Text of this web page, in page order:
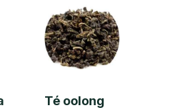
Té oolong